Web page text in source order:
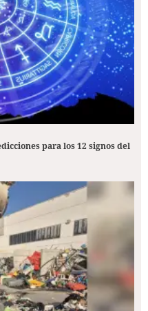
para los 12 signos del